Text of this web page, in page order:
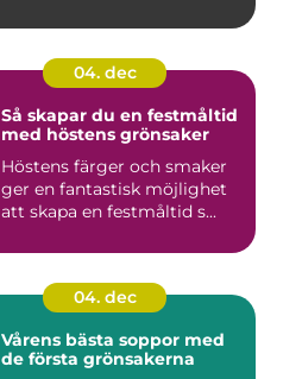
04. dec
Så skapar du en festmåltid
med höstens grönsaker
Höstens färger och smaker
ger en fantastisk möjlighet
att skapa en festmåltid s...
04. dec
Vårens bästa soppor med
de första grönsakerna